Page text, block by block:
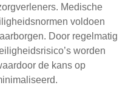
Medische
voldoen
Door regelmatig
worden
de kans op